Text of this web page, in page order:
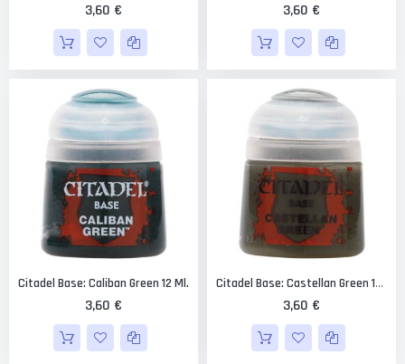
3,60 € 3,60 €
Citadel Base: Caliban Green 12 Ml.
3,60 €
Citadel Base: Castellan Green 12 Ml.
3,60 €